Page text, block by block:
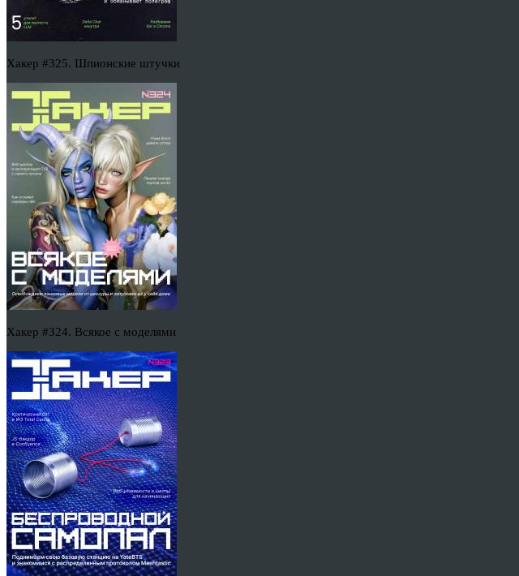
Хакер #325. Шпионские штучки
Хакер #324. Всякое с моделями